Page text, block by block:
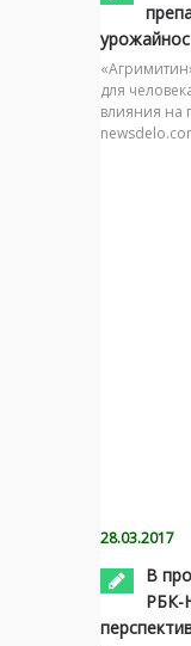
для
влияния на
28.03.2017
В
РБК-